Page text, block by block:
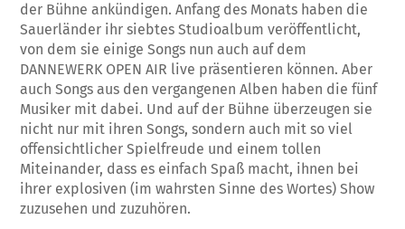
der Bühne ankündigen. Anfang des Monats haben die
Sauerländer ihr siebtes Studioalbum veröffentlicht,
von dem sie einige Songs nun auch auf dem
DANNEWERK OPEN AIR live präsentieren können. Aber
auch Songs aus den vergangenen Alben haben die fünf
Musiker mit dabei. Und auf der Bühne überzeugen sie
nicht nur mit ihren Songs, sondern auch mit so viel
offensichtlicher Spielfreude und einem tollen
Miteinander, dass es einfach Spaß macht, ihnen bei
ihrer explosiven (im wahrsten Sinne des Wortes) Show
zuzusehen und zuzuhören.